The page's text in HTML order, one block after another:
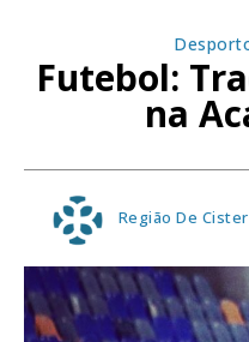
Futebol:
na
Região De Cister